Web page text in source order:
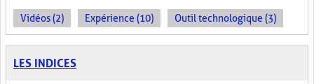
Vidéos (2) Expérience (10) Outil technologique (3)
LES INDICES